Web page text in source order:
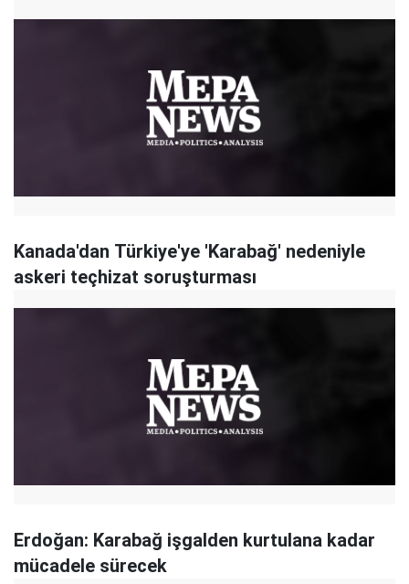
Kanada'dan Türkiye'ye 'Karabağ' nedeniyle
askeri teçhizat soruşturması
Erdoğan: Karabağ işgalden kurtulana kadar
mücadele sürecek